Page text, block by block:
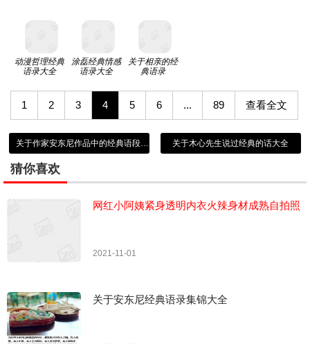
动漫哲理经典
语录大全
涂磊经典情感
语录大全
关于相亲的经
典语录
1 2 3 4 5 6 ... 89 查看全文
关于木心先生说过经典的话大全
猜你喜欢
网红小阿姨紧身透明内衣火辣身材成熟自拍照
2021-11-01
关于安东尼经典语录集锦大全